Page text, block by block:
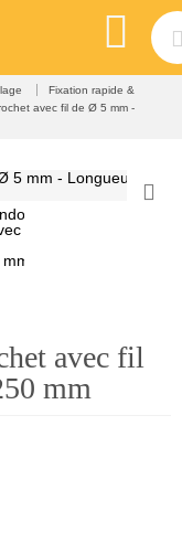
Fixation rapide &
avec fil de Ø 5 mm -
avec fil
mm